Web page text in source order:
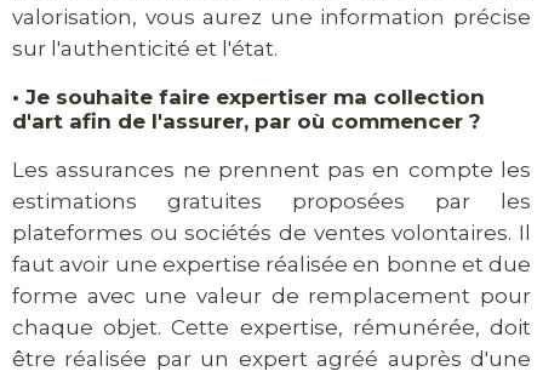
valorisation, vous aurez une information précise
sur l'authenticité et l'état.
• Je souhaite faire expertiser ma collection
d'art afin de l'assurer, par où commencer ?
Les assurances ne prennent pas en compte les
estimations gratuites proposées par les
plateformes ou sociétés de ventes volontaires. Il
faut avoir une expertise réalisée en bonne et due
forme avec une valeur de remplacement pour
chaque objet. Cette expertise, rémunérée, doit
être réalisée par un expert agréé auprès d'une